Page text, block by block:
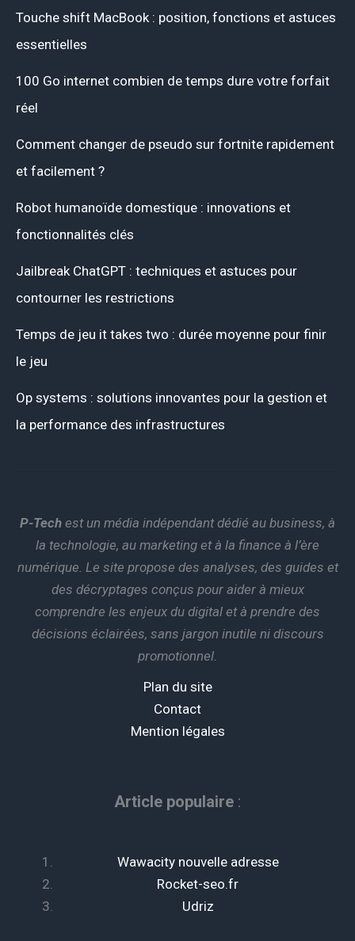
Touche shift MacBook : position, fonctions et astuces
essentielles
100 Go internet combien de temps dure votre forfait
réel
Comment changer de pseudo sur fortnite rapidement
et facilement ?
Robot humanoïde domestique : innovations et
fonctionnalités clés
Jailbreak ChatGPT : techniques et astuces pour
contourner les restrictions
Temps de jeu it takes two : durée moyenne pour finir
le jeu
Op systems : solutions innovantes pour la gestion et
la performance des infrastructures
P-Tech est un média indépendant dédié au business, à
la technologie, au marketing et à la finance à l’ère
numérique. Le site propose des analyses, des guides et
des décryptages conçus pour aider à mieux
comprendre les enjeux du digital et à prendre des
décisions éclairées, sans jargon inutile ni discours
promotionnel.
Plan du site
Contact
Mention légales
Article populaire :
Wawacity nouvelle adresse
Rocket-seo.fr
Udriz